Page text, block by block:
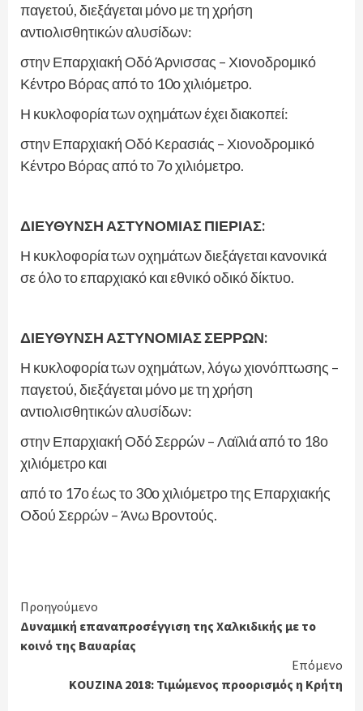
παγετού, διεξάγεται μόνο με τη χρήση
αντιολισθητικών αλυσίδων:
στην Επαρχιακή Οδό Άρνισσας – Χιονοδρομικό
Κέντρο Βόρας από το 10ο χιλιόμετρο.
Η κυκλοφορία των οχημάτων έχει διακοπεί:
στην Επαρχιακή Οδό Κερασιάς – Χιονοδρομικό
Κέντρο Βόρας από το 7ο χιλιόμετρο.
ΔΙΕΥΘΥΝΣΗ ΑΣΤΥΝΟΜΙΑΣ ΠΙΕΡΙΑΣ:
Η κυκλοφορία των οχημάτων διεξάγεται κανονικά
σε όλο το επαρχιακό και εθνικό οδικό δίκτυο.
ΔΙΕΥΘΥΝΣΗ ΑΣΤΥΝΟΜΙΑΣ ΣΕΡΡΩΝ:
Η κυκλοφορία των οχημάτων, λόγω χιονόπτωσης –
παγετού, διεξάγεται μόνο με τη χρήση
αντιολισθητικών αλυσίδων:
στην Επαρχιακή Οδό Σερρών – Λαϊλιά από το 18ο
χιλιόμετρο και
από το 17ο έως το 30ο χιλιόμετρο της Επαρχιακής
Οδού Σερρών – Άνω Βροντούς.
Continue
Reading
Προηγούμενο
Δυναμική επαναπροσέγγιση της Χαλκιδικής με το
κοινό της Βαυαρίας
Επόμενο
KOUZINA 2018: Τιμώμενος προορισμός η Κρήτη